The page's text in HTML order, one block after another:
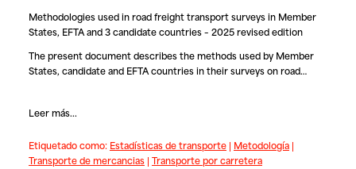
Methodologies used in road freight transport surveys in Member
States, EFTA and 3 candidate countries – 2025 revised edition
The present document describes the methods used by Member
States, candidate and EFTA countries in their surveys on road…
Leer más...
Etiquetado como: Estadísticas de transporte| Metodología|
Transporte de mercancias| Transporte por carretera